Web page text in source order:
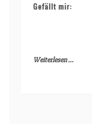
Gefällt mir:
Weiterlesen ...